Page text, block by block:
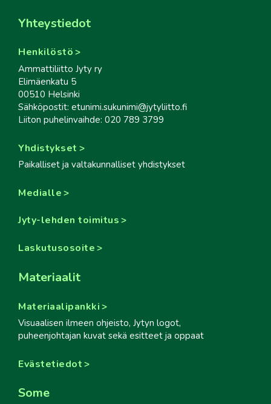
Yhteystiedot
Henkilöstö
Ammattiliitto Jyty ry
Elimäenkatu 5
00510 Helsinki
Sähköpostit: etunimi.sukunimi@jytyliitto.fi
Liiton puhelinvaihde: 020 789 3799
Yhdistykset
Paikalliset ja valtakunnalliset yhdistykset
Medialle
Jyty-lehden toimitus
Laskutusosoite
Materiaalit
Materiaalipankki
Visuaalisen ilmeen ohjeisto, Jytyn logot,
puheenjohtajan kuvat sekä esitteet ja oppaat
Evästetiedot
Some